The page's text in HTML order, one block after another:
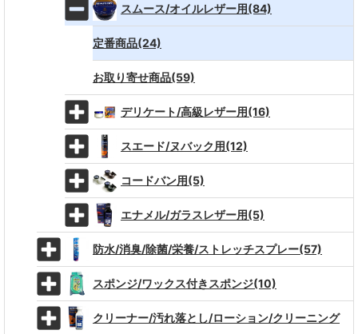
スムース/オイルレザー用(84)
定番商品(24)
お取り寄せ商品(59)
デリケート/高級レザー用(16)
スエード/ヌバック用(12)
コードバン用(5)
エナメル/ガラスレザー用(5)
防水/消臭/除菌/栄養/ストレッチスプレー(57)
スポンジ/ワックス付きスポンジ(10)
クリーナー/汚れ落とし/ローション/クリーニング